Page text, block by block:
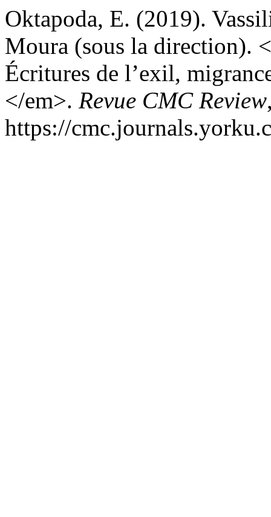
Oktapoda, E. (2019).
Moura (sous la direction).
Écritures de l’exil,
</em>. Revue CMC Review
https://